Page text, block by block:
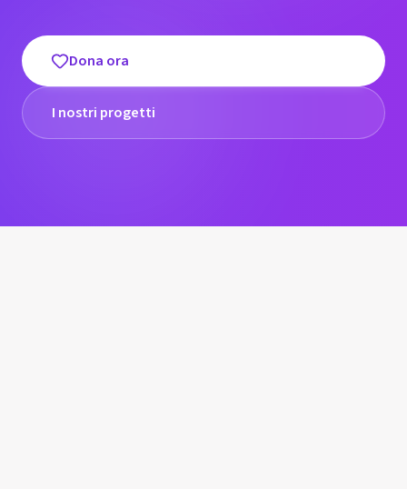
Dona ora
I nostri progetti